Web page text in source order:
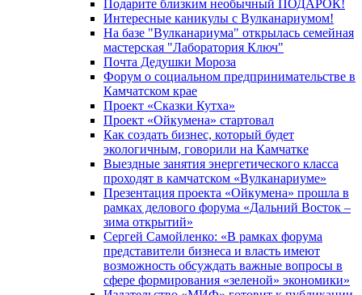
Подарите близким необычный ПОДАРОК!
Интересные каникулы с Вулканариумом!
На базе "Вулканариума" открылась семейная
мастерская "Лаборатория Ключ"
Почта Дедушки Мороза
Форум о социальном предпринимательстве в
Камчатском крае
Проект «Сказки Кутха»
Проект «Ойкумена» стартовал
Как создать бизнес, который будет
экологичным, говорили на Камчатке
Выездные занятия энергетического класса
проходят в камчатском «Вулканариуме»
Презентация проекта «Ойкумена» прошла в
рамках делового форума «Дальний Восток –
зима открытий»
Сергей Самойленко: «В рамках форума
представители бизнеса и власть имеют
возможность обсуждать важные вопросы в
сфере формирования «зеленой» экономики»